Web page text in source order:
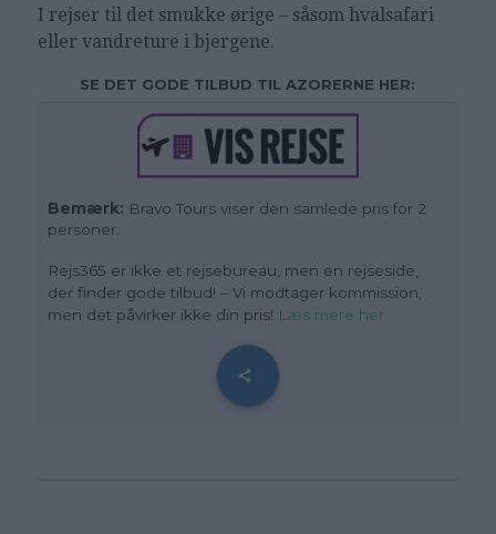
I rejser til det smukke ørige – såsom hvalsafari
eller vandreture i bjergene.
SE DET GODE TILBUD TIL AZORERNE HER:
Bemærk: Bravo Tours viser den samlede pris for 2
personer.
Rejs365 er ikke et rejsebureau, men en rejseside,
der finder gode tilbud! – Vi modtager kommission,
men det påvirker ikke din pris! Læs mere her